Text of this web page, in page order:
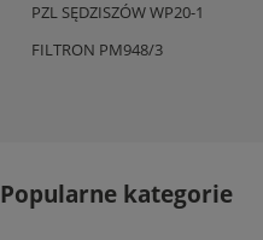
PZL SĘDZISZÓW WP20-1
FILTRON PM948/3
Popularne kategorie